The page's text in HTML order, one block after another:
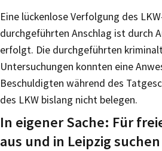
Eine lückenlose Verfolgung des
durchgeführten Anschlag ist durch
erfolgt. Die durchgeführten
Untersuchungen konnten eine
Beschuldigten während des
des LKW bislang nicht belegen.
In eigener Sache: Für
aus und in Leipzig